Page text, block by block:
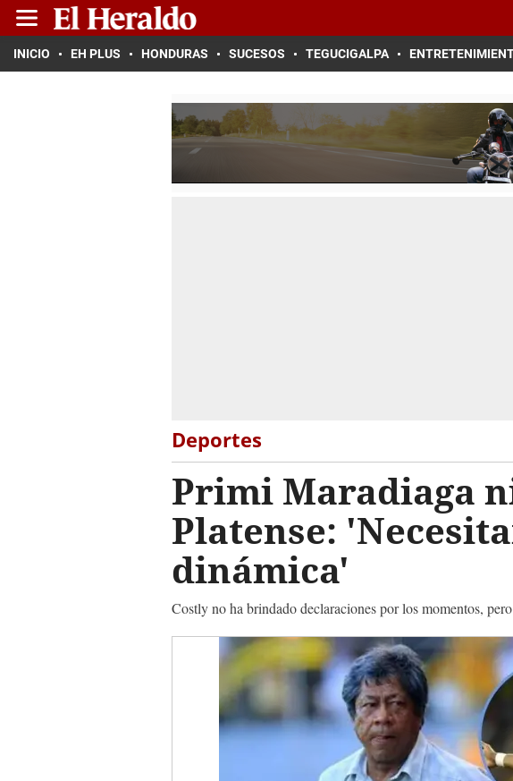
INICIO EH PLUS HONDURAS SUCESOS TEGUCIGALPA
Deportes
Primi Maradiaga
Platense:
dinámica'
Costly no ha brindado declaraciones por los momentos,